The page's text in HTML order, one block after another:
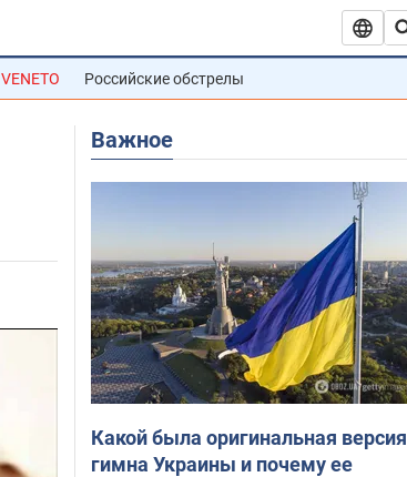
VENETO Российские обстрелы
Важное
Какой была оригинальная версия
гимна Украины и почему ее